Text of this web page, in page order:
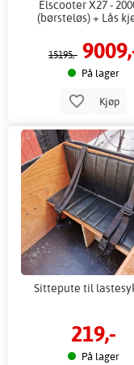
Elscooter X27 -
(børsteløs) + Lås
15195,-
På lager
Kjøp
Sittepute til
219,-
På lager